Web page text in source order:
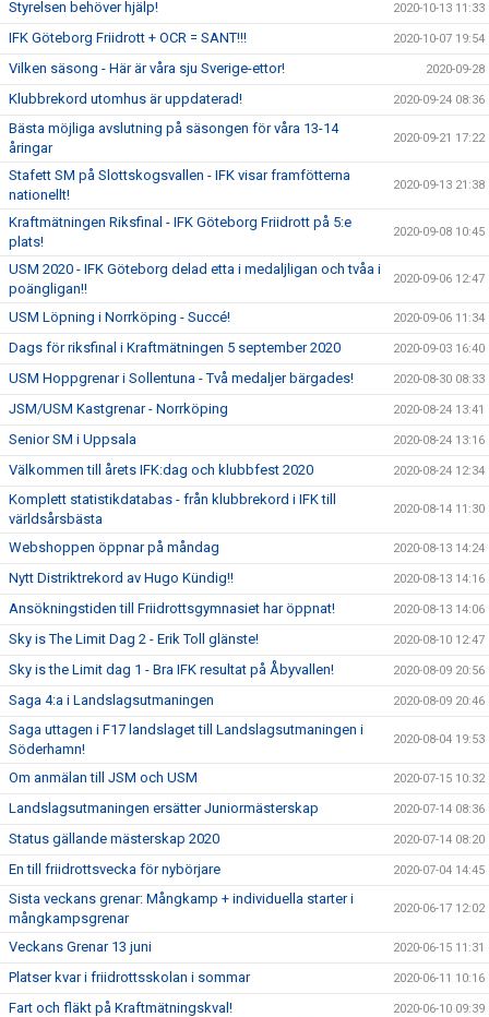
Styrelsen behöver hjälp! 2020-10-13 11:33
IFK Göteborg Friidrott + OCR = SANT!!! 2020-10-07 19:54
Vilken säsong - Här är våra sju Sverige-ettor! 2020-09-28
Klubbrekord utomhus är uppdaterad! 2020-09-24 08:36
Bästa möjliga avslutning på säsongen för våra 13-14
åringar
2020-09-21 17:22
Stafett SM på Slottskogsvallen - IFK visar framfötterna
nationellt!
2020-09-13 21:38
Kraftmätningen Riksfinal - IFK Göteborg Friidrott på 5:e
plats!
2020-09-08 10:45
USM 2020 - IFK Göteborg delad etta i medaljligan och tvåa i
poängligan!!
2020-09-06 12:47
USM Löpning i Norrköping - Succé! 2020-09-06 11:34
Dags för riksfinal i Kraftmätningen 5 september 2020 2020-09-03 16:40
USM Hoppgrenar i Sollentuna - Två medaljer bärgades! 2020-08-30 08:33
JSM/USM Kastgrenar - Norrköping 2020-08-24 13:41
Senior SM i Uppsala 2020-08-24 13:16
Välkommen till årets IFK:dag och klubbfest 2020 2020-08-24 12:34
Komplett statistikdatabas - från klubbrekord i IFK till
världsårsbästa
2020-08-14 11:30
Webshoppen öppnar på måndag 2020-08-13 14:24
Nytt Distriktrekord av Hugo Kündig!! 2020-08-13 14:16
Ansökningstiden till Friidrottsgymnasiet har öppnat! 2020-08-13 14:06
Sky is The Limit Dag 2 - Erik Toll glänste! 2020-08-10 12:47
Sky is the Limit dag 1 - Bra IFK resultat på Åbyvallen! 2020-08-09 20:56
Saga 4:a i Landslagsutmaningen 2020-08-09 20:46
Saga uttagen i F17 landslaget till Landslagsutmaningen i
Söderhamn!
2020-08-04 19:53
Om anmälan till JSM och USM 2020-07-15 10:32
Landslagsutmaningen ersätter Juniormästerskap 2020-07-14 08:36
Status gällande mästerskap 2020 2020-07-14 08:20
En till friidrottsvecka för nybörjare 2020-07-04 14:45
Sista veckans grenar: Mångkamp + individuella starter i
mångkampsgrenar
2020-06-17 12:02
Veckans Grenar 13 juni 2020-06-15 11:31
Platser kvar i friidrottsskolan i sommar 2020-06-11 10:16
Fart och fläkt på Kraftmätningskval! 2020-06-10 09:39